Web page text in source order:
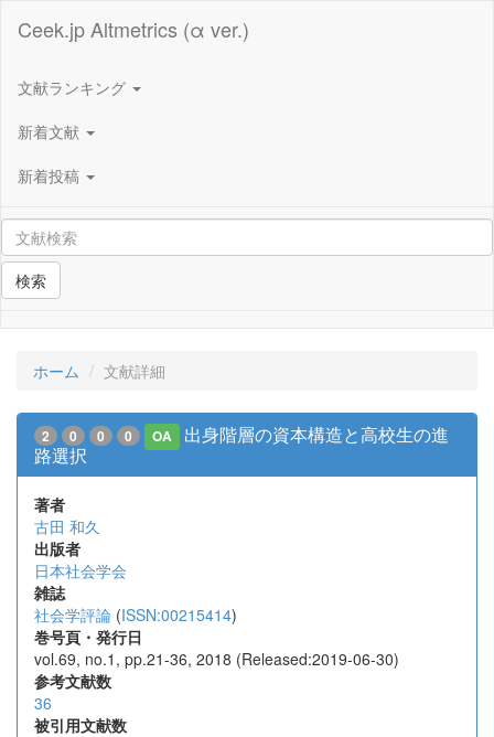
Ceek.jp Altmetrics (α ver.)
文献ランキング
新着文献
新着投稿
検索
ホーム 文献詳細
2 0 0 0 OA
出身階層の資本構造と高校生の進
路選択
著者
古田 和久
出版者
日本社会学会
雑誌
社会学評論 (ISSN:00215414)
巻号頁・発行日
vol.69, no.1, pp.21-36, 2018 (Released:2019-06-30)
参考文献数
36
被引用文献数